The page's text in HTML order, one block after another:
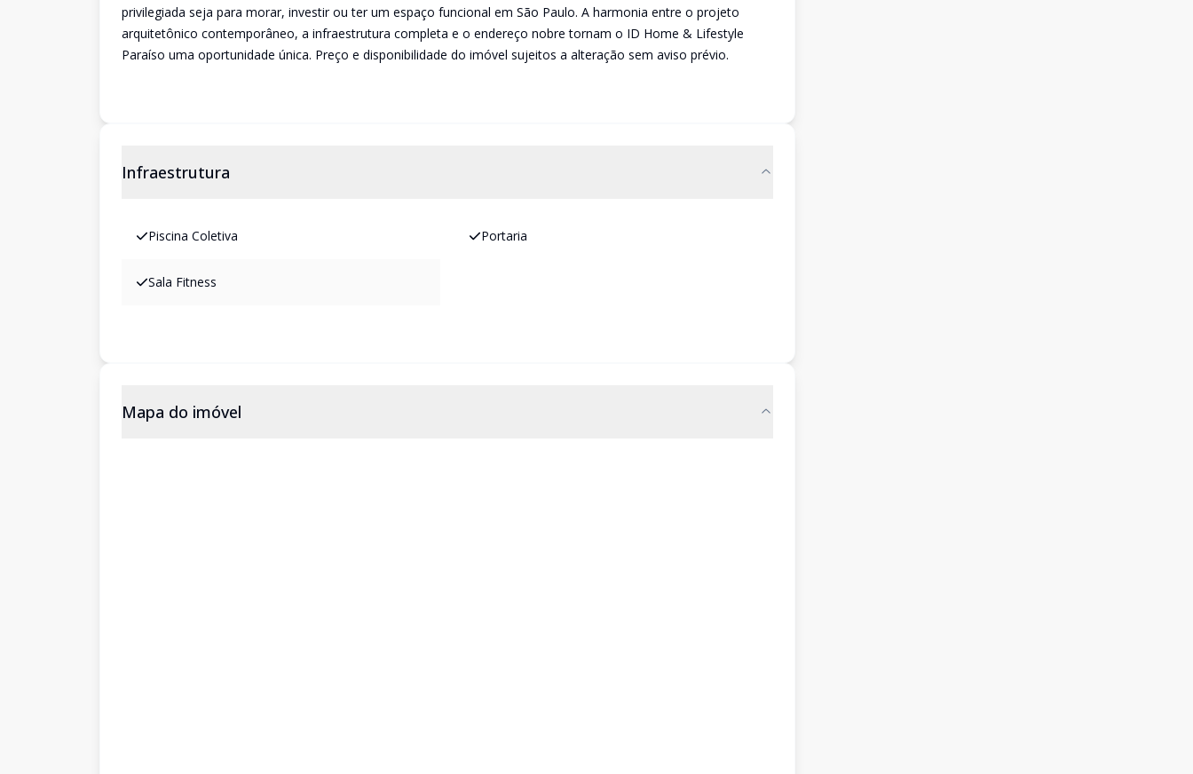
privilegiada seja para morar, investir ou ter um espaço funcional em São Paulo. A harmonia entre o projeto
arquitetônico contemporâneo, a infraestrutura completa e o endereço nobre tornam o ID Home & Lifestyle
Paraíso uma oportunidade única. Preço e disponibilidade do imóvel sujeitos a alteração sem aviso prévio.
Infraestrutura
Piscina Coletiva Portaria
Sala Fitness
Mapa do imóvel